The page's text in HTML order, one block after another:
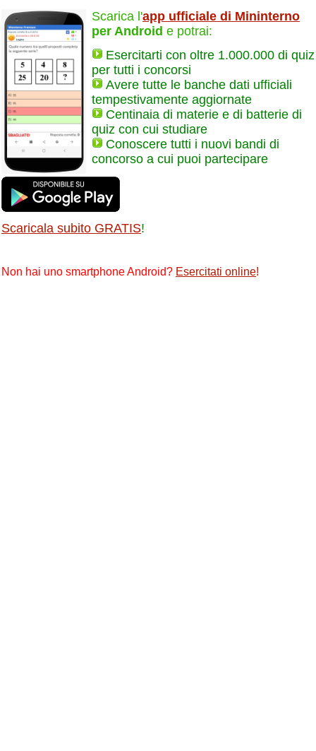
Scarica l'app ufficiale di Mininterno
per Android e potrai:
Esercitarti con oltre 1.000.000 di quiz
per tutti i concorsi
Avere tutte le banche dati ufficiali
tempestivamente aggiornate
Centinaia di materie e di batterie di
quiz con cui studiare
Conoscere tutti i nuovi bandi di
concorso a cui puoi partecipare
Scaricala subito GRATIS!
Non hai uno smartphone Android? Esercitati online!